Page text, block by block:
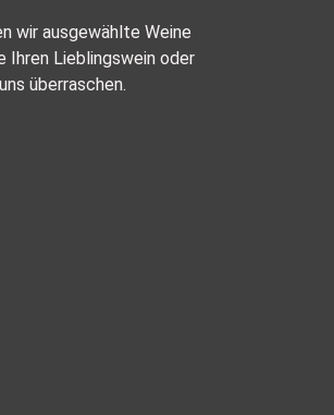
wir ausgewählte Weine
Ihren Lieblingswein oder
überraschen.